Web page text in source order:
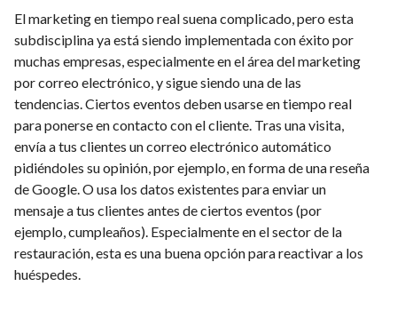
El marketing en tiempo real suena complicado, pero esta
subdisciplina ya está siendo implementada con éxito por
muchas empresas, especialmente en el área del marketing
por correo electrónico, y sigue siendo una de las
tendencias. Ciertos eventos deben usarse en tiempo real
para ponerse en contacto con el cliente. Tras una visita,
envía a tus clientes un correo electrónico automático
pidiéndoles su opinión, por ejemplo, en forma de una reseña
de Google. O usa los datos existentes para enviar un
mensaje a tus clientes antes de ciertos eventos (por
ejemplo, cumpleaños). Especialmente en el sector de la
restauración, esta es una buena opción para reactivar a los
huéspedes.